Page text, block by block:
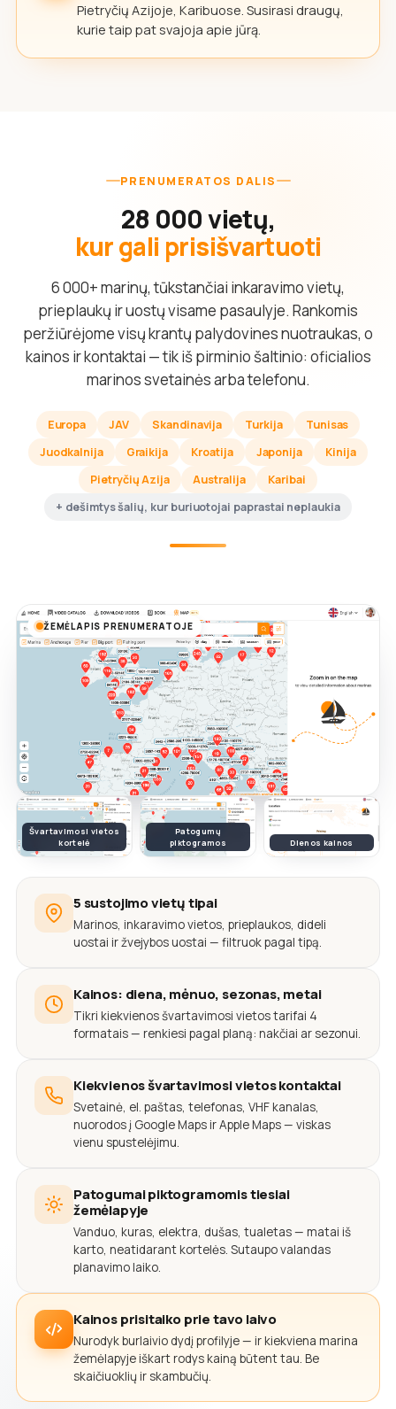
Pietryčių Azijoje, Karibuose. Susirasi draugų,
kurie taip pat svajoja apie jūrą.
PRENUMERATOS DALIS
28 000 vietų,
kur gali prisišvartuoti
6 000+ marinų, tūkstančiai inkaravimo vietų,
prieplaukų ir uostų visame pasaulyje. Rankomis
peržiūrėjome visų krantų palydovines nuotraukas, o
kainos ir kontaktai — tik iš pirminio šaltinio: oficialios
marinos svetainės arba telefonu.
Europa JAV Skandinavija Turkija
Tunisas
Juodkalnija
Graikija Kroatija Japonija
Kinija
Pietryčių Azija
Australija
Karibai
+ dešimtys šalių, kur buriuotojai paprastai neplaukia
ŽEMĖLAPIS PRENUMERATOJE
Švartavimosi vietos
kortelė
Patogumų
piktogramos
Dienos kainos
5 sustojimo vietų tipai
Marinos, inkaravimo vietos, prieplaukos, dideli
uostai ir žvejybos uostai — filtruok pagal tipą.
Kainos: diena, mėnuo, sezonas, metai
Tikri kiekvienos švartavimosi vietos tarifai 4
formatais — renkiesi pagal planą: nakčiai ar sezonui.
Kiekvienos švartavimosi vietos kontaktai
Svetainė, el. paštas, telefonas, VHF kanalas,
nuorodos į Google Maps ir Apple Maps — viskas
vienu spustelėjimu.
Patogumai piktogramomis tiesiai
žemėlapyje
Vanduo, kuras, elektra, dušas, tualetas — matai iš
karto, neatidarant kortelės. Sutaupo valandas
planavimo laiko.
Kainos prisitaiko prie tavo laivo
Nurodyk burlaivio dydį profilyje — ir kiekviena marina
žemėlapyje iškart rodys kainą būtent tau. Be
skaičiuoklių ir skambučių.